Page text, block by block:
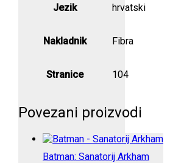
Jezik hrvatski
Nakladnik Fibra
Stranice 104
Povezani proizvodi
Batman: Sanatorij Arkham